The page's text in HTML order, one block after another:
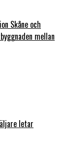
Skåne och
mellan
letar